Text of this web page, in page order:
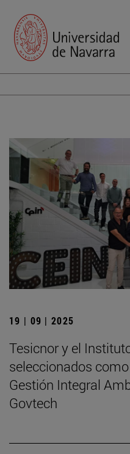
19 | 09 | 2025
Tesicnor y el
seleccionados
Gestión Integral
Govtech